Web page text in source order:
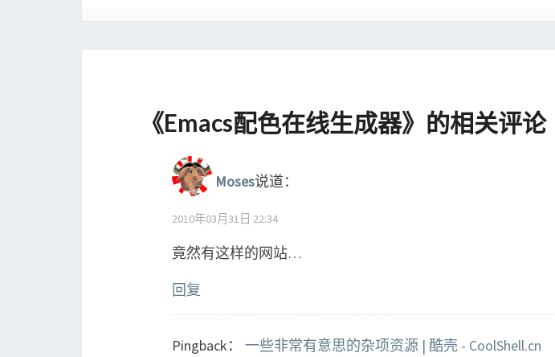
《Emacs配色在线生成器》的相关评论
Moses说道：
2010年03月31日 22:34
竟然有这样的网站…
回复
Pingback： 一些非常有意思的杂项资源 | 酷壳 - CoolShell.cn